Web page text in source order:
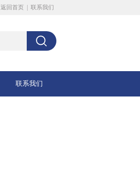
返回首页 联系我们
联系我们